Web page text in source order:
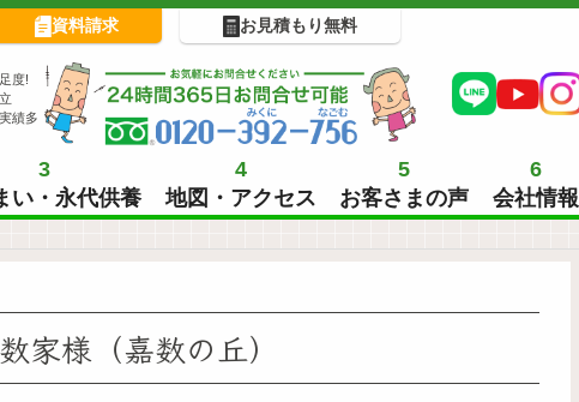
資料請求 お見積もり無料
度!
績多
3
い・永代供養
4
地図・アクセス
5
お客さまの声
6
会社情報
家様（嘉数の丘）